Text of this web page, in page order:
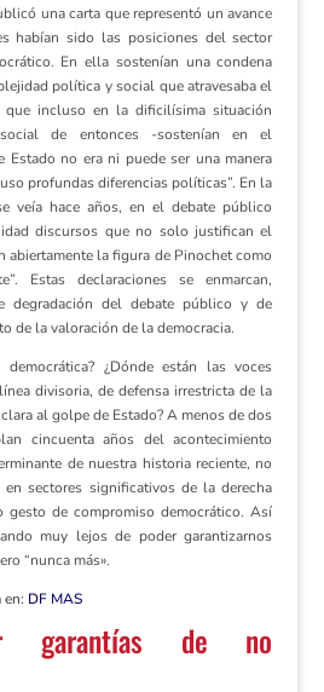
una carta que representó un avance
habían sido las posiciones del sector
En ella sostenían una condena
política y social que atravesaba el
que incluso en la dificilísima situación
de entonces -sostenían en el
Estado no era ni puede ser una manera
profundas diferencias políticas”. En la
veía hace años, en el debate público
discursos que no solo justifican el
abiertamente la figura de Pinochet como
Estas declaraciones se enmarcan,
degradación del debate público y de
de la valoración de la democracia.
¿Dónde están las voces
divisoria, de defensa irrestricta de la
al golpe de Estado? A menos de dos
cincuenta años del acontecimiento
de nuestra historia reciente, no
en sectores significativos de la derecha
gesto de compromiso democrático. Así
muy lejos de poder garantizarnos
“nunca más».
en: DF MAS
garantías de no